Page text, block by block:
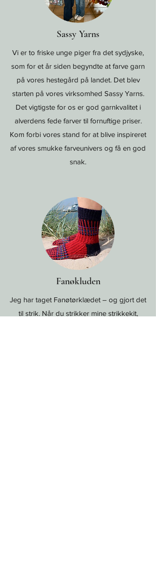
Sassy Yarns
Vi er to friske unge piger fra det sydjyske,
som for et år siden begyndte at farve garn
på vores hestegård på landet. Det blev
starten på vores virksomhed Sassy Yarns.
Det vigtigste for os er god garnkvalitet i
alverdens fede farver til fornuftige priser.
Kom forbi vores stand for at blive inspireret
af vores smukke farveunivers og få en god
snak.
Fanøkluden
Jeg har taget Fanøtørklædet – og gjort det
til strik. Når du strikker mine strikkekit,